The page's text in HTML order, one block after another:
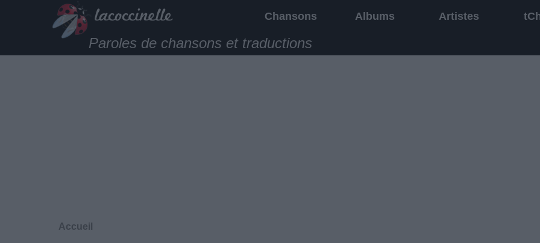
Chansons Albums Artistes
Paroles de chansons et traductions
Accueil